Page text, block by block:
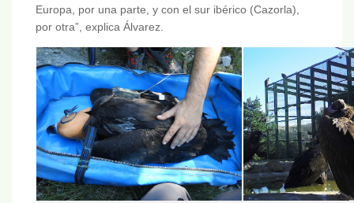
Europa, por una parte, y con el sur ibérico (Cazorla),
por otra”, explica Álvarez.